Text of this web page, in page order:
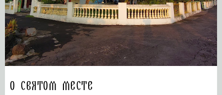
О святом месте